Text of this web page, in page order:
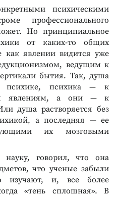
психическими
профессионального
Но принципиальное
от каких-то общих
как явлении видится уже
ведущим к
бытия. Так, душа
психике, психика — к
явлениям, а они — к
душа растворяется без
а последняя — ее
их мозговыми
науку, говорил, что она
что ученые забыли
изучают, и, все более
«тень сплошная». В